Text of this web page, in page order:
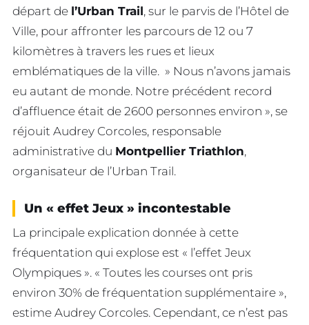
départ de l’Urban Trail, sur le parvis de l’Hôtel de
Ville, pour affronter les parcours de 12 ou 7
kilomètres à travers les rues et lieux
emblématiques de la ville. » Nous n’avons jamais
eu autant de monde. Notre précédent record
d’affluence était de 2600 personnes environ », se
réjouit Audrey Corcoles, responsable
administrative du Montpellier Triathlon,
organisateur de l’Urban Trail.
Un « effet Jeux » incontestable
La principale explication donnée à cette
fréquentation qui explose est « l’effet Jeux
Olympiques ». « Toutes les courses ont pris
environ 30% de fréquentation supplémentaire »,
estime Audrey Corcoles. Cependant, ce n’est pas